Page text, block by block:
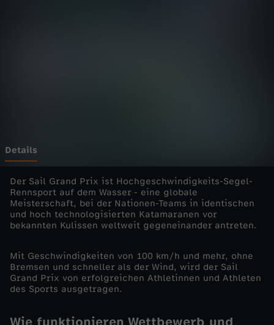
p
e
e
r
e
Details
Der Sail Grand Prix ist Hochgeschwindigkeits-Segel-
Rennsport auf dem Wasser - eine globale
Meisterschaft, bei der Nationen-Teams in identischen
und hoch technologisierten Katamaranen vor
bekannten Kulissen weltweit gegeneinander antreten.
Mit Geschwindigkeiten von 100 km/h und mehr, ohne
Bremsen und schneller als der Wind, wird der Sail
Grand Prix von erfolgreichen Athletinnen und Athleten
des Sports ausgetragen.
Wie funktionieren Wettbewerb und